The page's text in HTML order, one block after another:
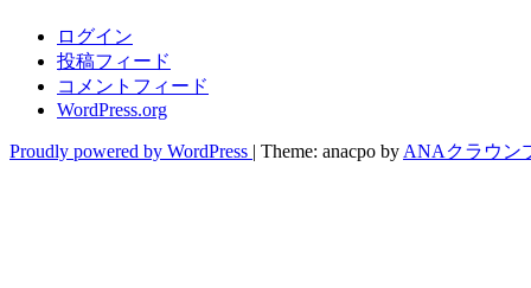
ログイン
投稿フィード
コメントフィード
WordPress.org
Proudly powered by WordPress | Theme: anacpo by ANAクラウン